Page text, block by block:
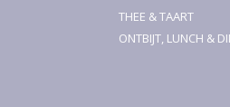
THEE & TAART
ONTBIJT, LUNCH &